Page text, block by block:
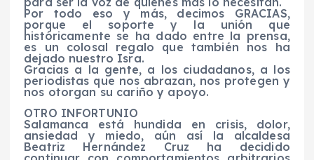
Por todo eso y más, decimos GRACIAS,
porque el soporte y la unión que
históricamente se ha dado entre la prensa,
es un colosal regalo que también nos ha
dejado nuestro Isra.
Gracias a la gente, a los ciudadanos, a los
periodistas que nos abrazan, nos protegen y
nos otorgan su cariño y apoyo.
OTRO INFORTUNIO
Salamanca está hundida en crisis, dolor,
ansiedad y miedo, aún así la alcaldesa
Beatriz Hernández Cruz ha decidido